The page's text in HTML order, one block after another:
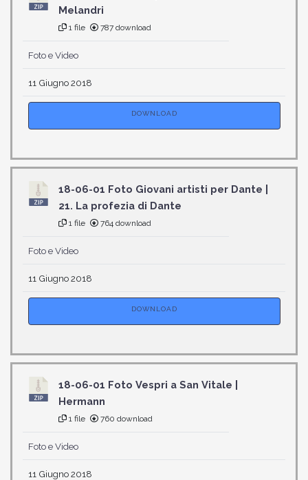
Melandri
1 file 787 download
Foto e Video
11 Giugno 2018
DOWNLOAD
18-06-01 Foto Giovani artisti per Dante |
21. La profezia di Dante
1 file 764 download
Foto e Video
11 Giugno 2018
DOWNLOAD
18-06-01 Foto Vespri a San Vitale |
Hermann
1 file 760 download
Foto e Video
11 Giugno 2018